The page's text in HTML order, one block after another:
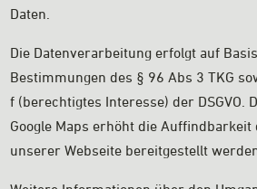
Daten.
Die Datenverarbeitung erfolgt auf
Bestimmungen des § 96 Abs 3 TKG
f (berechtigtes Interesse) der DSGVO.
Google Maps erhöht die
unserer Webseite bereitgestellt